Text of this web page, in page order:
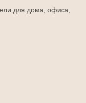
для дома, офиса,